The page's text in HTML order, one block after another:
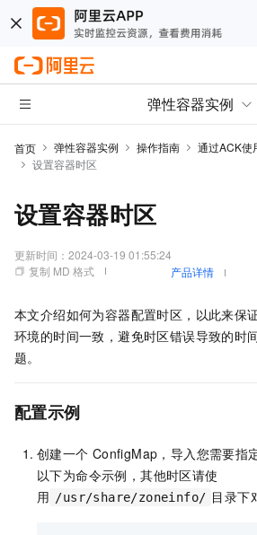
弹性容器实例
首页 弹性容器实例 操作指南 通过ACK使
设置容器时区
设置容器时区
更新时间： 2024-03-19 01:55:24
复制 MD 格式
产品详情
本文介绍如何为容器配置时区，以此来保
环境的时间一致，避免时区错误导致的时
题。
配置示例
创建一个 ConfigMap，导入您需要指
以下为命令示例，其他时区请使
用 /usr/share/zoneinfo/ 目录下